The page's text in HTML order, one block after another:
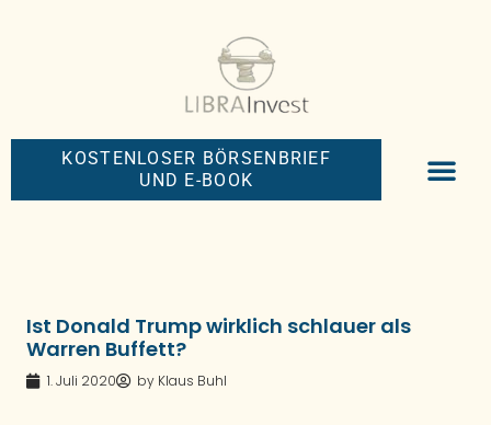
KOSTENLOSER BÖRSENBRIEF
UND E-BOOK
Ist Donald Trump wirklich schlauer als
Warren Buffett?
1. Juli 2020 by Klaus Buhl